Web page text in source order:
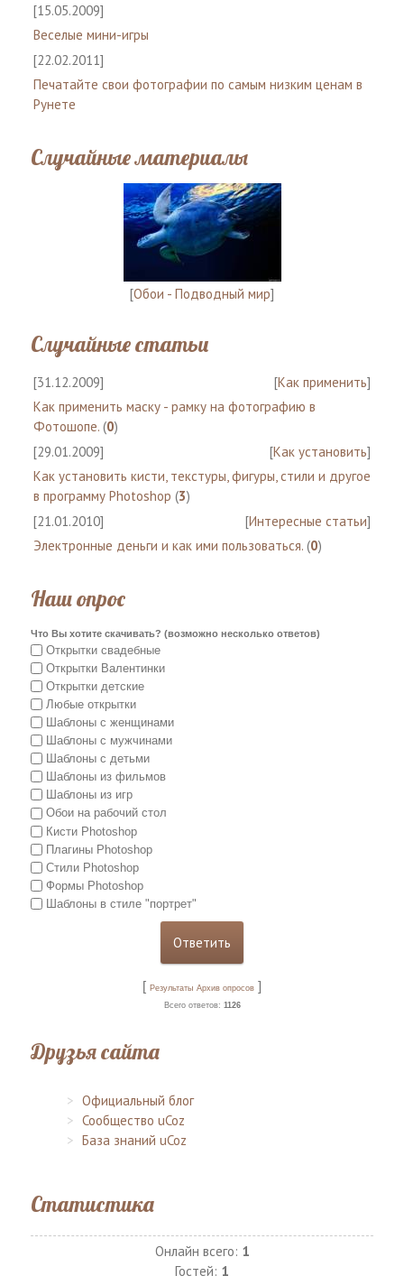
[15.05.2009]
Веселые мини-игры
[22.02.2011]
Печатайте свои фотографии по самым низким ценам в
Рунете
Случайные материалы
[Обои - Подводный мир]
Случайные статьи
[31.12.2009] [Как применить]
Как применить маску - рамку на фотографию в
Фотошопе. (0)
[29.01.2009]
[Как установить]
Как установить кисти, текстуры, фигуры, стили и другое
в программу Photoshop (3)
[21.01.2010]
[Интересные статьи]
Электронные деньги и как ими пользоваться. (0)
Наш опрос
Что Вы хотите скачивать? (возможно несколько ответов)
Открытки свадебные
Открытки Валентинки
Открытки детские
Любые открытки
Шаблоны с женщинами
Шаблоны с мужчинами
Шаблоны с детьми
Шаблоны из фильмов
Шаблоны из игр
Обои на рабочий стол
Кисти Photoshop
Плагины Photoshop
Стили Photoshop
Формы Photoshop
Шаблоны в стиле "портрет"
[ Результаты Архив опросов ]
Всего ответов: 1126
Друзья сайта
Официальный блог
Сообщество uCoz
База знаний uCoz
Статистика
Онлайн всего: 1
Гостей: 1